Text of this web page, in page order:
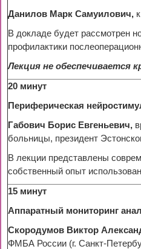
Данилов Марк Самуилович,
В докладе будет рассмотрен
профилактики
Лекция не обеспечивается
20 минут
Периферическая
Габович Борис Евгеньевич,
больницы, президент
В лекции представлены
собственный опыт
15 минут
Аппаратный мониторинг
Скородумов Виктор
ФМБА России (г. Санкт-